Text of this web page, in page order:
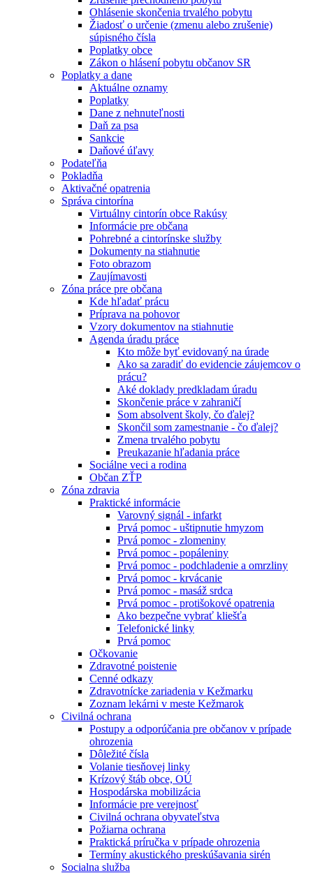
Ohlásenie skončenia trvalého pobytu
Žiadosť o určenie (zmenu alebo zrušenie)
súpisného čísla
Poplatky obce
Zákon o hlásení pobytu občanov SR
Poplatky a dane
Aktuálne oznamy
Poplatky
Dane z nehnuteľnosti
Daň za psa
Sankcie
Daňové úľavy
Podateľňa
Pokladňa
Aktivačné opatrenia
Správa cintorína
Virtuálny cintorín obce Rakúsy
Informácie pre občana
Pohrebné a cintorínske služby
Dokumenty na stiahnutie
Foto obrazom
Zaujímavosti
Zóna práce pre občana
Kde hľadať prácu
Príprava na pohovor
Vzory dokumentov na stiahnutie
Agenda úradu práce
Kto môže byť evidovaný na úrade
Ako sa zaradiť do evidencie záujemcov o
prácu?
Aké doklady predkladam úradu
Skončenie práce v zahraničí
Som absolvent školy, čo ďalej?
Skončil som zamestnanie - čo ďalej?
Zmena trvalého pobytu
Preukazanie hľadania práce
Sociálne veci a rodina
Občan ZŤP
Zóna zdravia
Praktické informácie
Varovný signál - infarkt
Prvá pomoc - uštipnutie hmyzom
Prvá pomoc - zlomeniny
Prvá pomoc - popáleniny
Prvá pomoc - podchladenie a omrzliny
Prvá pomoc - krvácanie
Prvá pomoc - masáž srdca
Prvá pomoc - protišokové opatrenia
Ako bezpečne vybrať kliešťa
Telefonické linky
Prvá pomoc
Očkovanie
Zdravotné poistenie
Cenné odkazy
Zdravotnícke zariadenia v Kežmarku
Zoznam lekárni v meste Kežmarok
Civilná ochrana
Postupy a odporúčania pre občanov v prípade
ohrozenia
Dôležité čísla
Volanie tiesňovej linky
Krízový štáb obce, OÚ
Hospodárska mobilizácia
Informácie pre verejnosť
Civilná ochrana obyvateľstva
Požiarna ochrana
Praktická príručka v prípade ohrozenia
Termíny akustického preskúšavania sirén
Socialna služba